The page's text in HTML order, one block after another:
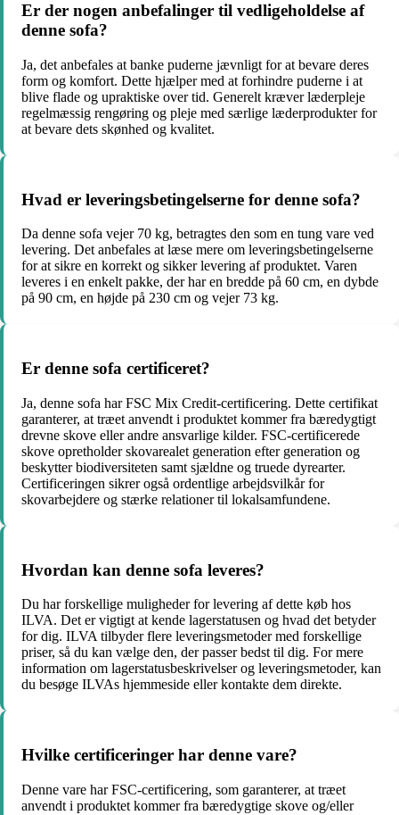
Er der nogen anbefalinger til vedligeholdelse af
denne sofa?
Ja, det anbefales at banke puderne jævnligt for at bevare deres
form og komfort. Dette hjælper med at forhindre puderne i at
blive flade og upraktiske over tid. Generelt kræver læderpleje
regelmæssig rengøring og pleje med særlige læderprodukter for
at bevare dets skønhed og kvalitet.
Hvad er leveringsbetingelserne for denne sofa?
Da denne sofa vejer 70 kg, betragtes den som en tung vare ved
levering. Det anbefales at læse mere om leveringsbetingelserne
for at sikre en korrekt og sikker levering af produktet. Varen
leveres i en enkelt pakke, der har en bredde på 60 cm, en dybde
på 90 cm, en højde på 230 cm og vejer 73 kg.
Er denne sofa certificeret?
Ja, denne sofa har FSC Mix Credit-certificering. Dette certifikat
garanterer, at træet anvendt i produktet kommer fra bæredygtigt
drevne skove eller andre ansvarlige kilder. FSC-certificerede
skove opretholder skovarealet generation efter generation og
beskytter biodiversiteten samt sjældne og truede dyrearter.
Certificeringen sikrer også ordentlige arbejdsvilkår for
skovarbejdere og stærke relationer til lokalsamfundene.
Hvordan kan denne sofa leveres?
Du har forskellige muligheder for levering af dette køb hos
ILVA. Det er vigtigt at kende lagerstatusen og hvad det betyder
for dig. ILVA tilbyder flere leveringsmetoder med forskellige
priser, så du kan vælge den, der passer bedst til dig. For mere
information om lagerstatusbeskrivelser og leveringsmetoder, kan
du besøge ILVAs hjemmeside eller kontakte dem direkte.
Hvilke certificeringer har denne vare?
Denne vare har FSC-certificering, som garanterer, at træet
anvendt i produktet kommer fra bæredygtige skove og/eller